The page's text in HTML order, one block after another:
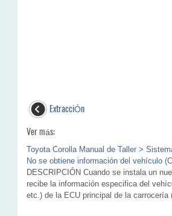
ExtracciÓn
Ver más:
Toyota Corolla Manual de Taller >
No se obtiene información del vehículo
DESCRIPCIÓN Cuando se instala un
recibe la información especifica del
etc.) de la ECU principal de la